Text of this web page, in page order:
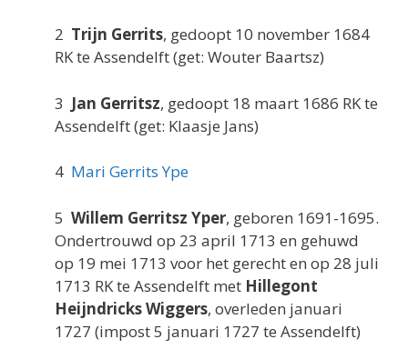
2 Trijn Gerrits, gedoopt 10 november 1684
RK te Assendelft (get: Wouter Baartsz)
3 Jan Gerritsz, gedoopt 18 maart 1686 RK te
Assendelft (get: Klaasje Jans)
4 Mari Gerrits Ype
5 Willem Gerritsz Yper, geboren 1691-1695.
Ondertrouwd op 23 april 1713 en gehuwd
op 19 mei 1713 voor het gerecht en op 28 juli
1713 RK te Assendelft met Hillegont
Heijndricks Wiggers, overleden januari
1727 (impost 5 januari 1727 te Assendelft)